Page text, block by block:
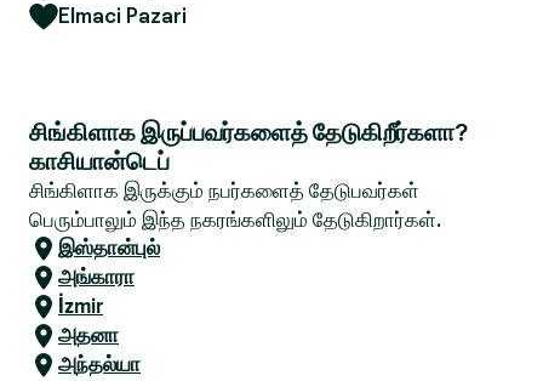
Elmaci Pazari
சிங்கிளாக இருப்பவர்களைத் தேடுகிறீர்களா?
காசியான்டெப்
சிங்கிளாக இருக்கும் நபர்களைத் தேடுபவர்கள்
பெரும்பாலும் இந்த நகரங்களிலும் தேடுகிறார்கள்.
இஸ்தான்புல்
அங்காரா
İzmir
அதனா
அந்தல்யா